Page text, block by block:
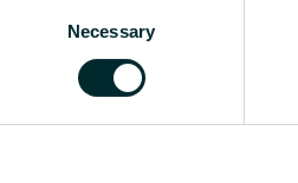
Necessary